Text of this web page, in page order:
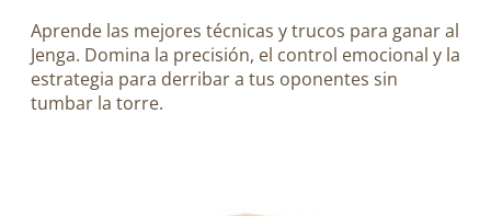
Aprende las mejores técnicas y trucos para ganar al
Jenga. Domina la precisión, el control emocional y la
estrategia para derribar a tus oponentes sin
tumbar la torre.